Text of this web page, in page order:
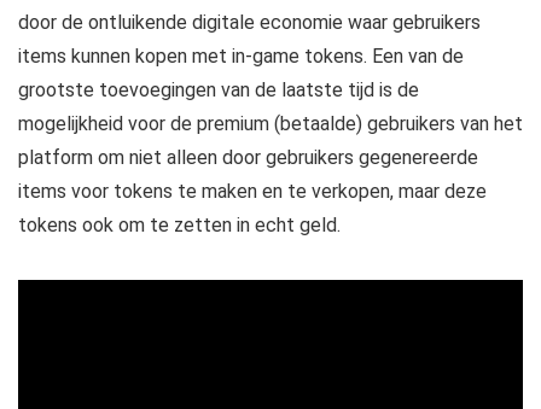
door de ontluikende digitale economie waar gebruikers
items kunnen kopen met in-game tokens. Een van de
grootste toevoegingen van de laatste tijd is de
mogelijkheid voor de premium (betaalde) gebruikers van het
platform om niet alleen door gebruikers gegenereerde
items voor tokens te maken en te verkopen, maar deze
tokens ook om te zetten in echt geld.